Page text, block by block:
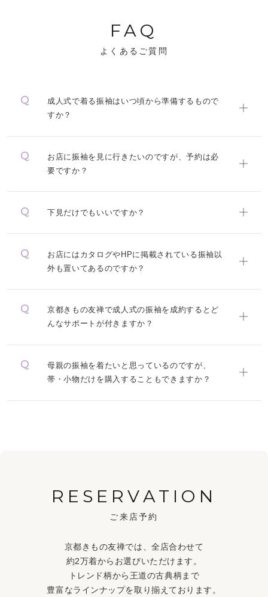
FAQ
よくあるご質問
成人式で着る振袖はいつ頃から準備するもので
すか？
お店に振袖を見に行きたいのですが、予約は必
要ですか？
下見だけでもいいですか？
お店にはカタログやHPに掲載されている振袖以
外も置いてあるのですか？
京都きもの友禅で成人式の振袖を成約するとど
んなサポートが付きますか？
母親の振袖を着たいと思っているのですが、
帯・小物だけを購入することもできますか？
RESERVATION
ご来店予約
京都きもの友禅では、全店合わせて
約2万着からお選びいただけます。
トレンド柄から王道の古典柄まで
豊富なラインナップを取り揃えております。